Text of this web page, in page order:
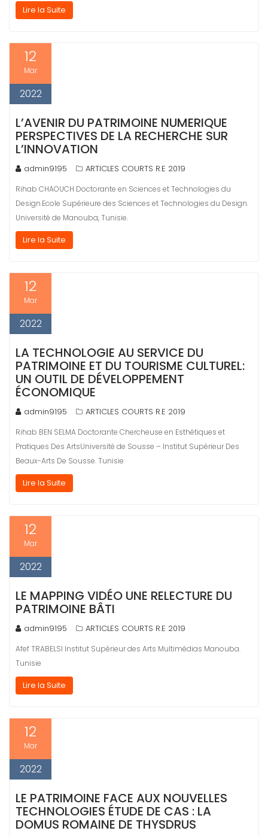
Lire la Suite
12
Mar
2022
L’AVENIR DU PATRIMOINE NUMERIQUE
PERSPECTIVES DE LA RECHERCHE SUR
L’INNOVATION
admin9195 ARTICLES COURTS R.E 2019
Rihab CHAOUCH Doctorante en Sciences et Technologies du
Design.Ecole Supérieure des Sciences et Technologies du Design.
Université de Manouba, Tunisie.
Lire la Suite
12
Mar
2022
LA TECHNOLOGIE AU SERVICE DU
PATRIMOINE ET DU TOURISME CULTUREL:
UN OUTIL DE DÉVELOPPEMENT
ÉCONOMIQUE
admin9195 ARTICLES COURTS R.E 2019
Rihab BEN SELMA Doctorante Chercheuse en Esthétiques et
Pratiques Des ArtsUniversité de Sousse – Institut Supérieur Des
Beaux-Arts De Sousse. Tunisie
Lire la Suite
12
Mar
2022
LE MAPPING VIDÉO UNE RELECTURE DU
PATRIMOINE BÂTI
admin9195 ARTICLES COURTS R.E 2019
Afef TRABELSI Institut Supérieur des Arts Multimédias Manouba.
Tunisie
Lire la Suite
12
Mar
2022
LE PATRIMOINE FACE AUX NOUVELLES
TECHNOLOGIES ÉTUDE DE CAS : LA
DOMUS ROMAINE DE THYSDRUS